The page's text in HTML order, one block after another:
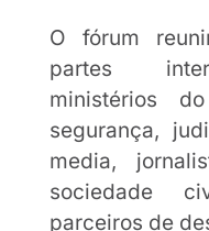
O fórum
partes
ministérios
segurança,
media,
sociedade
parceiros de